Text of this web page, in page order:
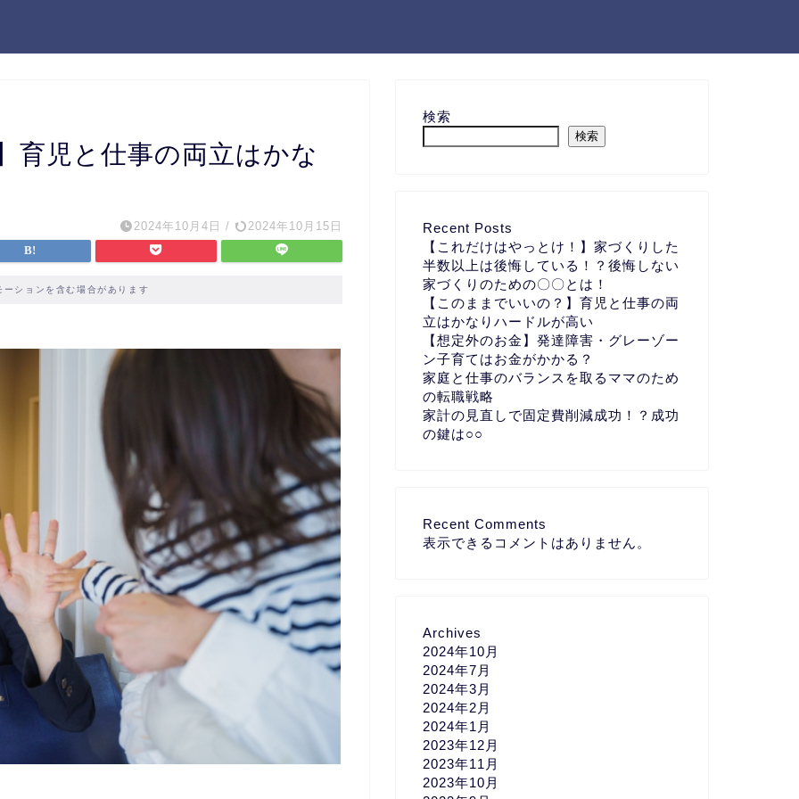
育児と仕事の両立はかな
2024年10月4日 / 2024年10月15日
ーションを含む場合があります
検索
検索
Recent Posts
【これだけはやっとけ！】家づくりした
半数以上は後悔している！？後悔しない
家づくりのための〇〇とは！
【このままでいいの？】育児と仕事の両
立はかなりハードルが高い
【想定外のお金】発達障害・グレーゾー
ン子育てはお金がかかる？
家庭と仕事のバランスを取るママのため
の転職戦略
家計の見直しで固定費削減成功！？成功
の鍵は○○
Recent Comments
表示できるコメントはありません。
Archives
2024年10月
2024年7月
2024年3月
2024年2月
2024年1月
2023年12月
2023年11月
2023年10月